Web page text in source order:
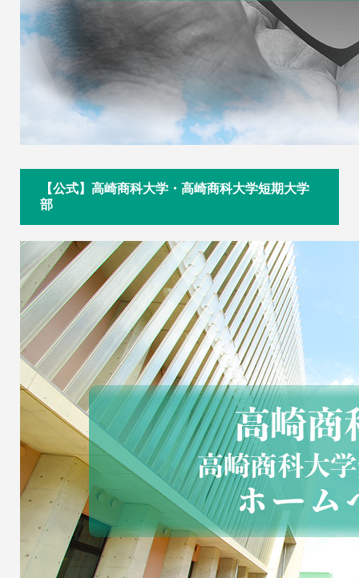
【公式】高崎商科大学・高崎商科大学短期大学
部